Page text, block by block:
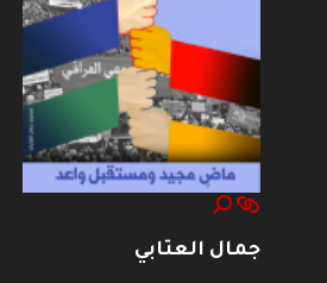
جمال العتابي